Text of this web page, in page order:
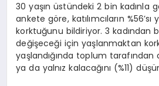
30 yaşın üstündeki 2 bin kadınla
ankete göre, katılımcıların
korktuğunu bildiriyor. 3 kadından
değişeceği için yaşlanmaktan
yaşlandığında toplum tarafından
ya da yalnız kalacağını (%11)